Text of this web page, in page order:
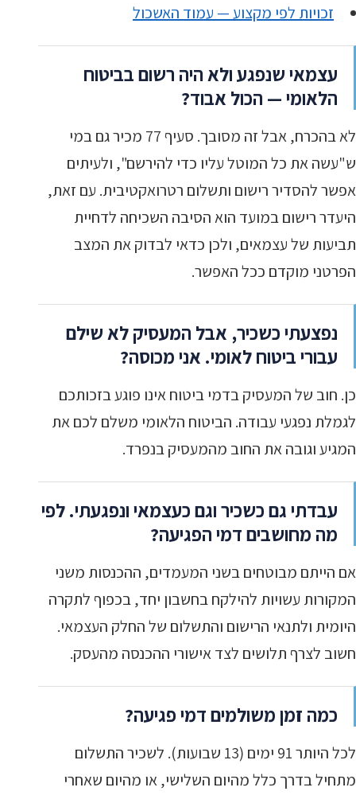
זכויות לפי מקצוע — עמוד האשכול
עצמאי שנפגע ולא היה רשום בביטוח
הלאומי — הכול אבוד?
לא בהכרח, אבל זה מסובך. סעיף 77 מכיר גם במי
ש"עשה את כל המוטל עליו כדי להירשם", ולעיתים
אפשר להסדיר רישום ותשלום רטרואקטיבית. עם זאת,
היעדר רישום במועד הוא הסיבה השכיחה לדחיית
תביעות של עצמאים, ולכן כדאי לבדוק את המצב
הפרטני מוקדם ככל האפשר.
נפצעתי כשכיר, אבל המעסיק לא שילם
עבורי ביטוח לאומי. אני מכוסה?
כן. חוב של המעסיק בדמי ביטוח אינו פוגע בזכותכם
לגמלת נפגעי עבודה. הביטוח הלאומי משלם לכם את
המגיע וגובה את החוב מהמעסיק בנפרד.
עבדתי גם כשכיר וגם כעצמאי ונפגעתי. לפי
מה מחושבים דמי הפגיעה?
אם הייתם מבוטחים בשני המעמדים, ההכנסות משני
המקורות עשויות להילקח בחשבון יחד, בכפוף לתקרה
היומית ולתנאי הרישום והתשלום של החלק העצמאי.
חשוב לצרף תלושים לצד אישורי ההכנסה מהעסק.
כמה זמן משולמים דמי פגיעה?
לכל היותר 91 ימים (13 שבועות). לשכיר התשלום
מתחיל בדרך כלל מהיום השלישי, או מהיום שאחרי